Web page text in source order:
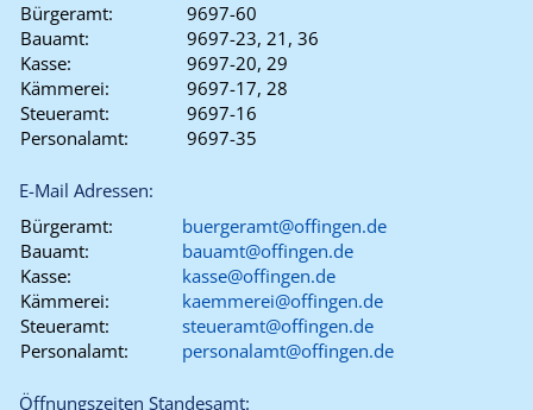
Bürgeramt:
9697-60
Bauamt:
9697-23, 21, 36
Kasse:
9697-20, 29
Kämmerei:
9697-17, 28
Steueramt:
9697-16
Personalamt:
9697-35
E-Mail Adressen:
Bürgeramt:
buergeramt@offingen.de
Bauamt:
bauamt@offingen.de
Kasse:
kasse@offingen.de
Kämmerei:
kaemmerei@offingen.de
Steueramt:
steueramt@offingen.de
Personalamt:
personalamt@offingen.de
Öffnungszeiten Standesamt: